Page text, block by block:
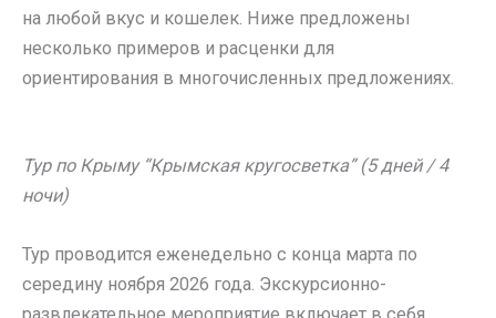
на любой вкус и кошелек. Ниже предложены
несколько примеров и расценки для
ориентирования в многочисленных предложениях.
Тур по Крыму “Крымская кругосветка” (5 дней / 4
ночи)
Тур проводится еженедельно с конца марта по
середину ноября 2026 года. Экскурсионно-